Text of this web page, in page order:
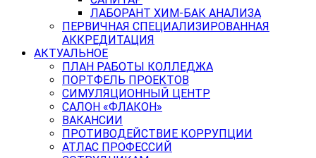
ЛАБОРАНТ ХИМ-БАК АНАЛИЗА
ПЕРВИЧНАЯ СПЕЦИАЛИЗИРОВАННАЯ
АККРЕДИТАЦИЯ
АКТУАЛЬНОЕ
ПЛАН РАБОТЫ КОЛЛЕДЖА
ПОРТФЕЛЬ ПРОЕКТОВ
СИМУЛЯЦИОННЫЙ ЦЕНТР
САЛОН «ФЛАКОН»
ВАКАНСИИ
ПРОТИВОДЕЙСТВИЕ КОРРУПЦИИ
АТЛАС ПРОФЕССИЙ